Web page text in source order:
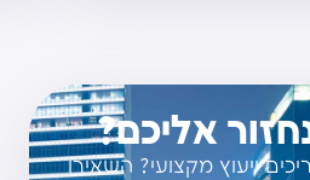
אליכם?
ייעוץ מקצועי? השאירו